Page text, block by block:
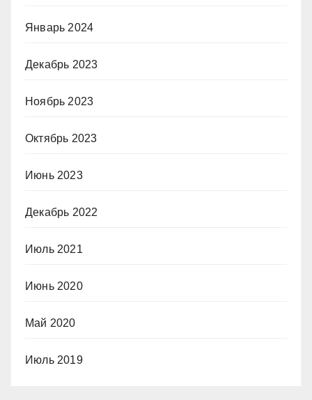
Январь 2024
Декабрь 2023
Ноябрь 2023
Октябрь 2023
Июнь 2023
Декабрь 2022
Июль 2021
Июнь 2020
Май 2020
Июль 2019